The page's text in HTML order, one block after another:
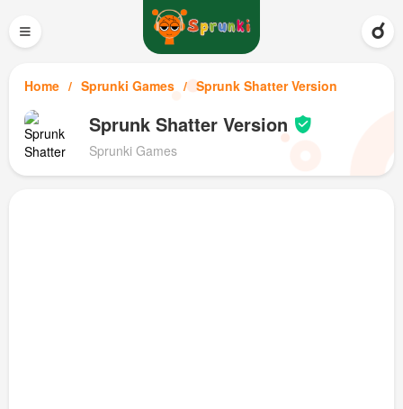
≡
Home Sprunki Games Sprunk Shatter Version
Sprunk Shatter Version
Sprunki Games